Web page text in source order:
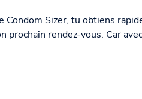
Condom Sizer, tu obtiens
prochain rendez-vous. Car